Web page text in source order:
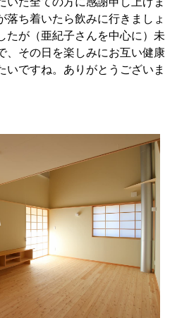
落ち着いたら飲みに行きましょ
たが（亜紀子さんを中心に）未
、その日を楽しみにお互い健康
いですね。ありがとうございま